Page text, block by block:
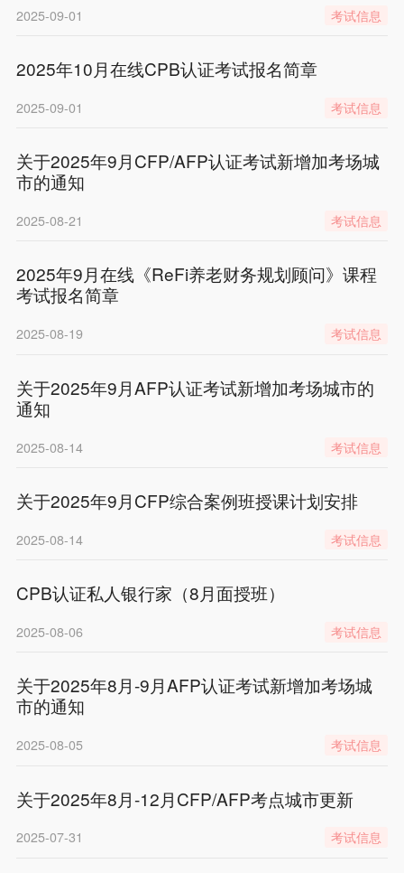
2025-09-01 考试信息
2025年10月在线CPB认证考试报名简章
2025-09-01 考试信息
关于2025年9月CFP/AFP认证考试新增加考场城
市的通知
2025-08-21 考试信息
2025年9月在线《ReFi养老财务规划顾问》课程
考试报名简章
2025-08-19 考试信息
关于2025年9月AFP认证考试新增加考场城市的
通知
2025-08-14 考试信息
关于2025年9月CFP综合案例班授课计划安排
2025-08-14 考试信息
CPB认证私人银行家（8月面授班）
2025-08-06 考试信息
关于2025年8月-9月AFP认证考试新增加考场城
市的通知
2025-08-05 考试信息
关于2025年8月-12月CFP/AFP考点城市更新
2025-07-31 考试信息